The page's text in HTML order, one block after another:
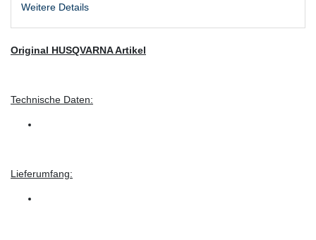
Weitere Details
Original HUSQVARNA Artikel
Technische Daten:
Lieferumfang: